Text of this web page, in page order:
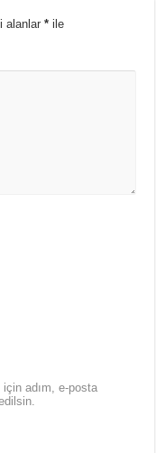
alanlar* ile
için adım, e-posta